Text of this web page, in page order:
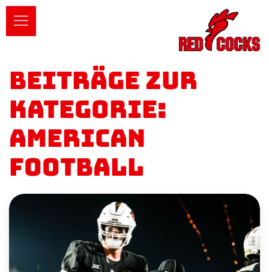
Beiträge zur
Kategorie:
American
Football